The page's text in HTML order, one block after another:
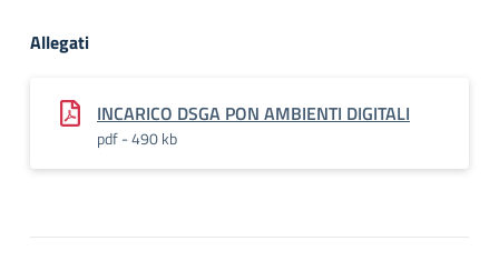
Allegati
INCARICO DSGA PON AMBIENTI DIGITALI
pdf - 490 kb